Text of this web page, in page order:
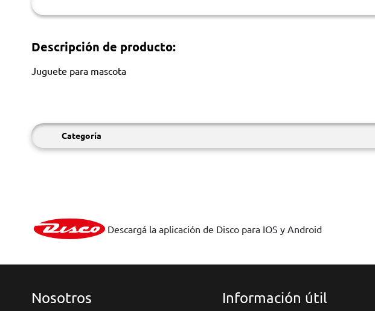
Descripción de producto:
Juguete para mascota
Categoría
Descargá la aplicación de Disco para IOS y Android
Nosotros Información útil